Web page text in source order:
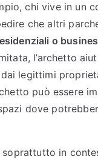
chi vive in un
che altri
o
l’archetto
legittimi
può essere
dove
in